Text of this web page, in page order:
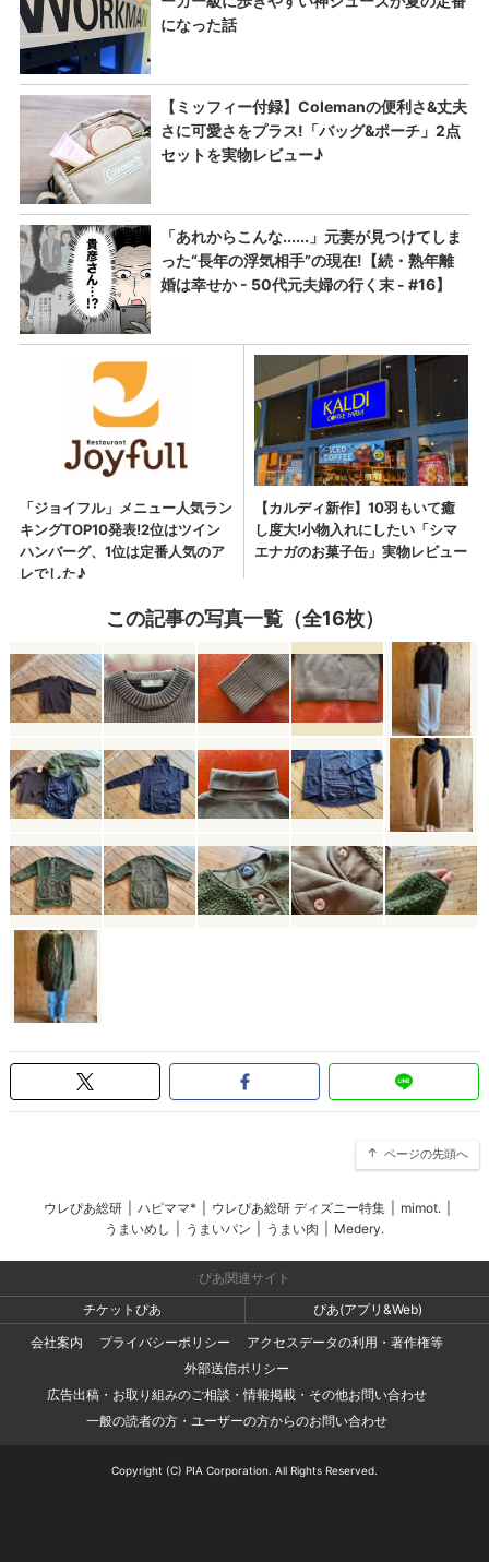
この記事の写真一覧（全16枚）
ページの先頭へ
ウレぴあ総研 ハピママ* ウレぴあ総研 ディズニー特集 mimot.
うまいめし
うまいパン うまい肉 Medery.
ぴあ関連サイト
チケットぴあ
ぴあ(アプリ&Web)
会社案内
プライバシーポリシー
アクセスデータの利用・著作権等
外部送信ポリシー
広告出稿・お取り組みのご相談・情報掲載・その他お問い合わせ
一般の読者の方・ユーザーの方からのお問い合わせ
Copyright (C) PIA Corporation. All Rights Reserved.